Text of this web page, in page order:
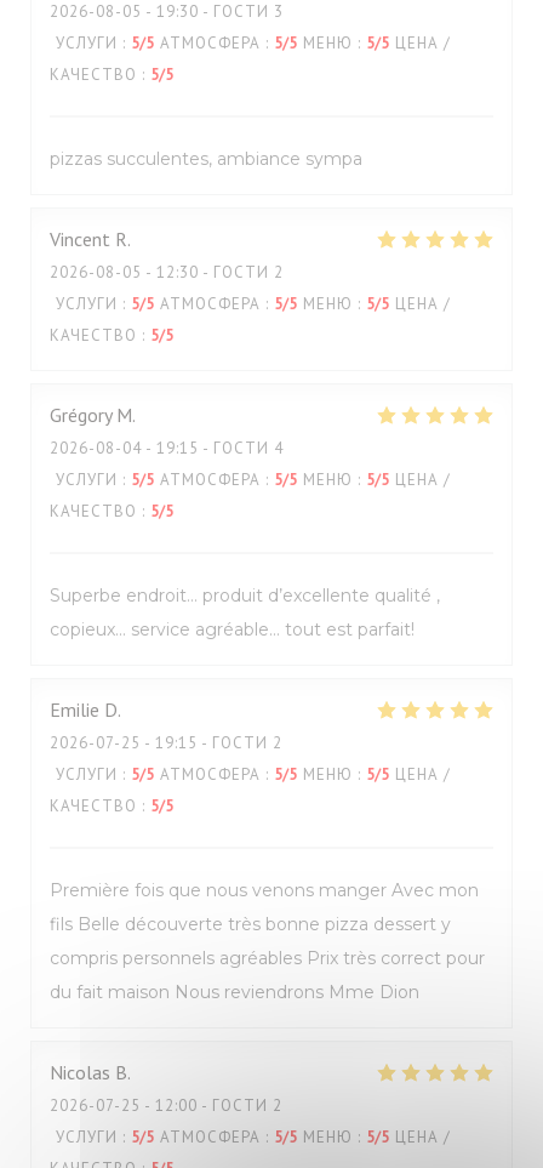
2026-08-05 - 19:30 - ГОСТИ 3
УСЛУГИ : 5/5 АТМОСФЕРА : 5/5 МЕНЮ : 5/5 ЦЕНА /
КАЧЕСТВО : 5/5
pizzas succulentes, ambiance sympa
Vincent R
2026-08-05 - 12:30 - ГОСТИ 2
УСЛУГИ : 5/5 АТМОСФЕРА : 5/5 МЕНЮ : 5/5 ЦЕНА /
КАЧЕСТВО : 5/5
Grégory M
2026-08-04 - 19:15 - ГОСТИ 4
УСЛУГИ : 5/5 АТМОСФЕРА : 5/5 МЕНЮ : 5/5 ЦЕНА /
КАЧЕСТВО : 5/5
Superbe endroit… produit d’excellente qualité ,
copieux… service agréable… tout est parfait!
Emilie D
2026-07-25 - 19:15 - ГОСТИ 2
УСЛУГИ : 5/5 АТМОСФЕРА : 5/5 МЕНЮ : 5/5 ЦЕНА /
КАЧЕСТВО : 5/5
Première fois que nous venons manger Avec mon
fils Belle découverte très bonne pizza dessert y
compris personnels agréables Prix très correct pour
du fait maison Nous reviendrons Mme Dion
Nicolas B
2026-07-25 - 12:00 - ГОСТИ 2
УСЛУГИ : 5/5 АТМОСФЕРА : 5/5 МЕНЮ : 5/5 ЦЕНА /